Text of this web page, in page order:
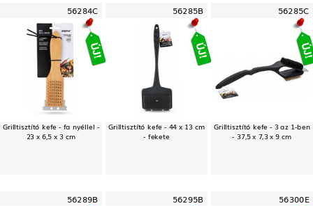
56284C
Grilltisztító kefe - fa nyéllel -
23 x 6,5 x 3 cm
56285B
Grilltisztító kefe - 44 x 13 cm
- fekete
56285C
Grilltisztító kefe - 3 az 1-ben
- 37,5 x 7,3 x 9 cm
56289B 56295B 56300E